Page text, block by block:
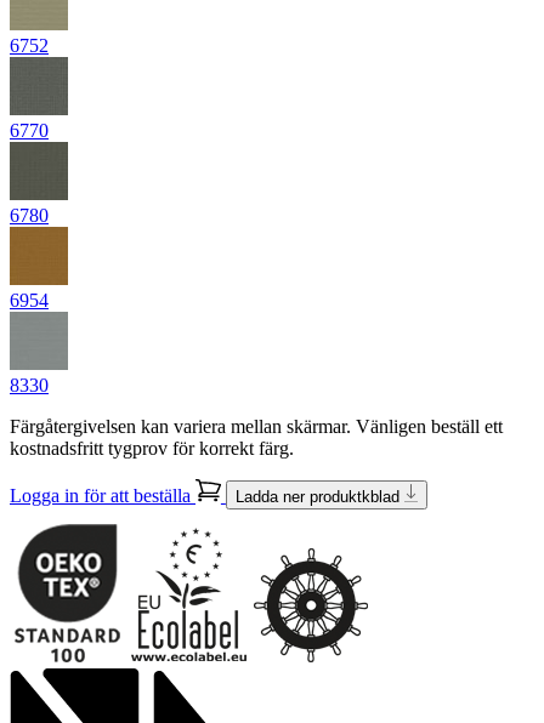
6752
6770
6780
6954
8330
Färgåtergivelsen kan variera mellan skärmar. Vänligen beställ ett
kostnadsfritt tygprov för korrekt färg.
Logga in för att beställa Ladda ner produktkblad